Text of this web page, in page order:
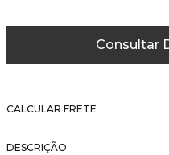
Consultar
CALCULAR FRETE
DESCRIÇÃO